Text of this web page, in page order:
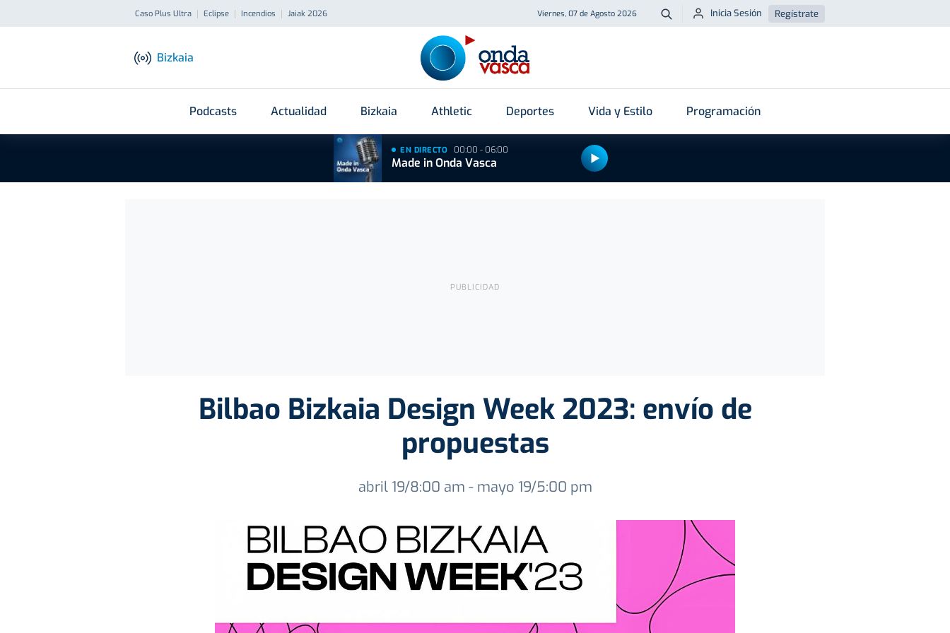
Caso Plus Ultra Eclipse Incendios Jaiak 2026 Viernes, 07 de Agosto 2026 Buscar
Inicia Sesión Regístrate
Bizkaia
Podcasts Actualidad Bizkaia Athletic Deportes Vida y Estilo Programación
EN DIRECTO 00:00 - 06:00
Made in Onda Vasca
Bilbao Bizkaia Design Week 2023: envío de
propuestas
abril 19/8:00 am - mayo 19/5:00 pm